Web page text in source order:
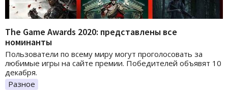
The Game Awards 2020: представлены все
номинанты
Пользователи по всему миру могут проголосовать за
любимые игры на сайте премии. Победителей объявят 10
декабря.
Разное